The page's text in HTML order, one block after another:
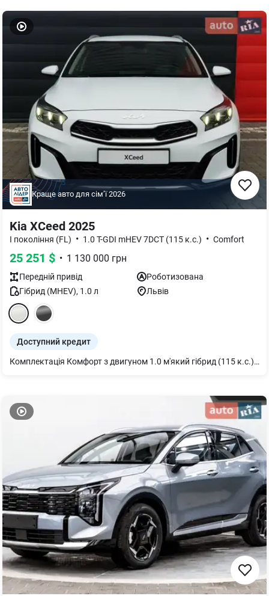
Краще авто для сімʼї 2026
Kia XCeed 2025
І покоління (FL) • 1.0 T-GDI mHEV 7DCT (115 к.с.) • Comfort
25 251 $ • 1 130 000 грн
Передній привід
Роботизована
Гібрид (MHEV), 1.0 л Львів
Доступний кредит
Комплектація Комфорт з двигуном 1.0 м'який гібрид (115 к.с.) Також, доступна механічна КПП.